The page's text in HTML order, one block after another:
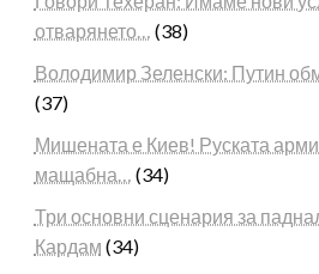
отварянето… (38)
Володимир Зеленски: Путин
(37)
Мишената е Киев! Руската
мащабна… (34)
Три основни сценария за
Кардам (34)